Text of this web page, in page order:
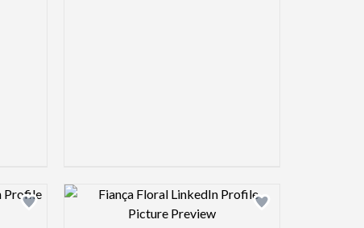
image Design preview image